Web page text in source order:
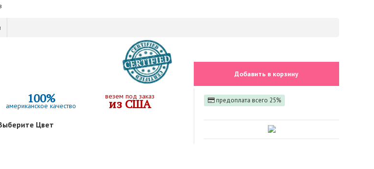
100%
американское качество
везем под заказ
из США
Цвет
Добавить в корзину
предоплата всего 25%